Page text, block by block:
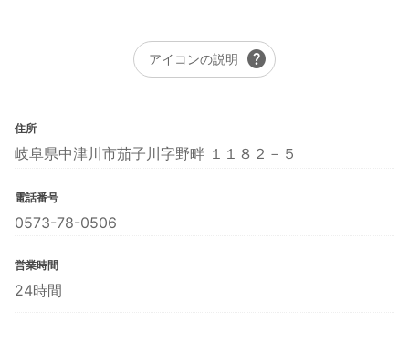
アイコンの説明 help
住所
岐阜県中津川市茄子川字野畔 １１８２－５
電話番号
0573-78-0506
営業時間
24時間